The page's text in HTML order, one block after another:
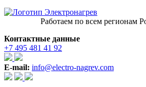
Работаем по всем регионам
Контактные данные
+7 495 481 41 92
E-mail: info@electro-nagrev.com